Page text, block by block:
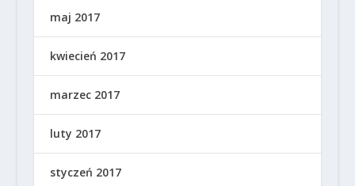
maj 2017
kwiecień 2017
marzec 2017
luty 2017
styczeń 2017